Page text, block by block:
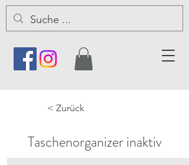
< Zurück
Taschenorganizer inaktiv